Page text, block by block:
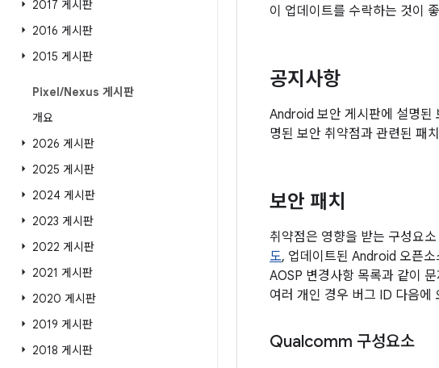
2017 게시판
2016 게시판
2015 게시판
Pixel/Nexus 게시판
개요
2026 게시판
2025 게시판
2024 게시판
2023 게시판
2022 게시판
2021 게시판
2020 게시판
2019 게시판
2018 게시판
이 업데이트를 수락하는 것이
공지사항
Android 보안 게시판에 설명
명된 보안 취약점과 관련된 패
보안 패치
취약점은 영향을 받는 구성요
도, 업데이트된 Android 오픈
AOSP 변경사항 목록과 같이
여러 개인 경우 버그 ID 다음에
Qualcomm 구성요소